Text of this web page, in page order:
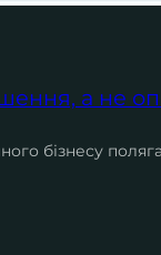
а не
бізнесу